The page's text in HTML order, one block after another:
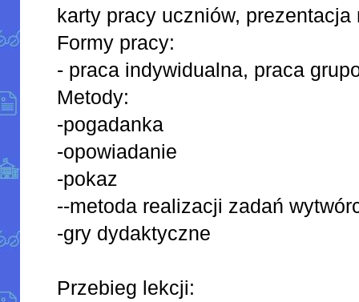
karty pracy uczniów, prezentacja
Formy pracy:
- praca indywidualna, praca
Metody:
-pogadanka
-opowiadanie
-pokaz
--metoda realizacji zadań
-gry dydaktyczne
Przebieg lekcji: